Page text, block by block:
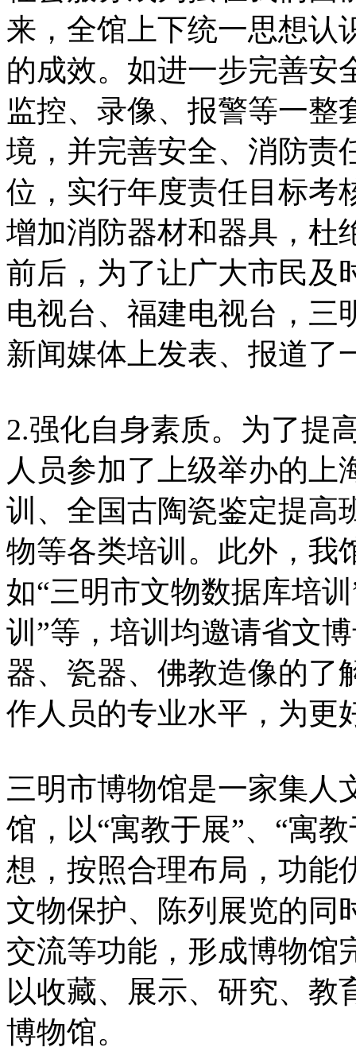
来，全馆上下统一思想认
的成效。如进一步完善安
监控、录像、报警等一整
境，并完善安全、消防责
位，实行年度责任目标考
增加消防器材和器具，杜
前后，为了让广大市民及
电视台、福建电视台，三
新闻媒体上发表、报道了
2.强化自身素质。为了提
人员参加了上级举办的上
训、全国古陶瓷鉴定提高
物等各类培训。此外，我
如“三明市文物数据库培
训”等，培训均邀请省文
器、瓷器、佛教造像的了
作人员的专业水平，为更
三明市博物馆是一家集人
馆，以“寓教于展”、“寓
想，按照合理布局，功能
文物保护、陈列展览的同
交流等功能，形成博物馆
以收藏、展示、研究、教
博物馆。